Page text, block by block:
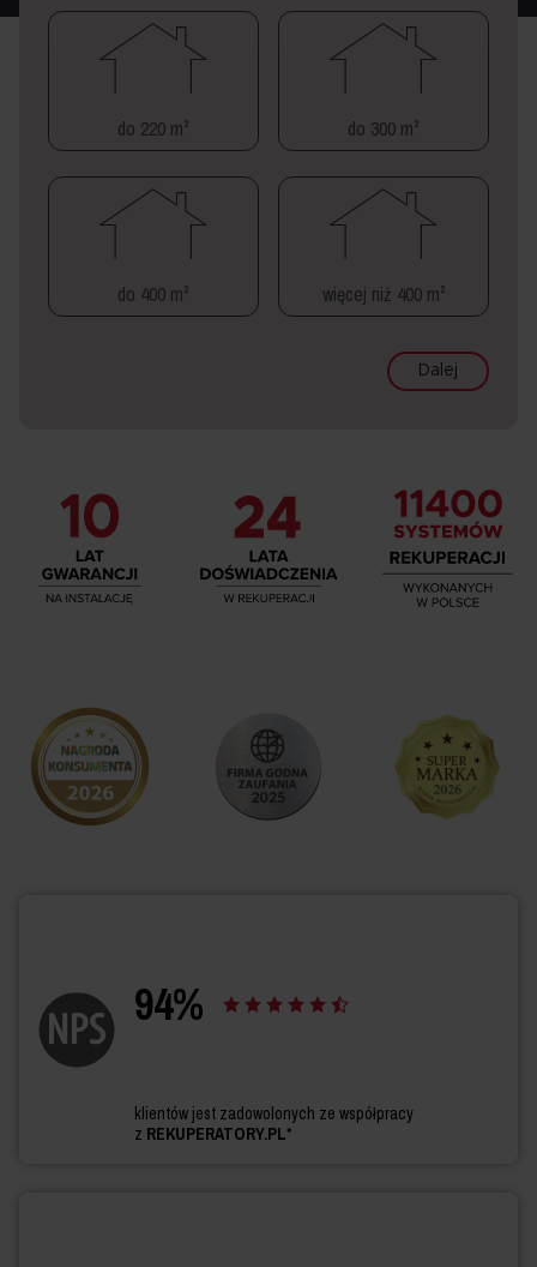
do 220 m² do 300 m²
do 400 m² więcej niż 400 m²
Dalej
94%
klientów jest zadowolonych ze współpracy
z REKUPERATORY.PL*